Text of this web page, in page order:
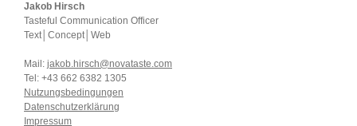
Jakob Hirsch
Tasteful Communication Officer
Text│Concept│Web
Mail: jakob.hirsch@novataste.com
Tel: +43 662 6382 1305
Nutzungsbedingungen
Datenschutzerklärung
Impressum